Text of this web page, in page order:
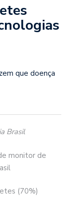
que doença
Brasil
monitor de
(70%)